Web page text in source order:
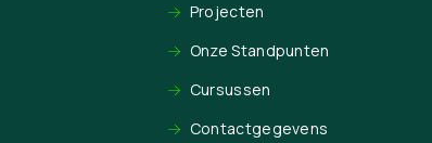
Projecten
Onze Standpunten
Cursussen
Contactgegevens